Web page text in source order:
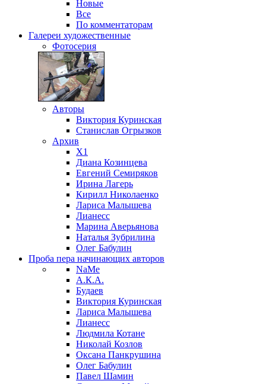
Новые
Все
По комментаторам
Галереи художественные
Фотосерия
Авторы
Виктория Куринская
Станислав Огрызков
Архив
X1
Диана Козинцева
Евгений Семиряков
Ирина Лагерь
Кирилл Николаенко
Лариса Малышева
Лианесс
Марина Аверьянова
Наталья Зубрилина
Олег Бабулин
Проба пера начинающих авторов
NaMe
А.К.А.
Будаев
Виктория Куринская
Лариса Малышева
Лианесс
Людмила Котане
Николай Козлов
Оксана Панкрушина
Олег Бабулин
Павел Шамин